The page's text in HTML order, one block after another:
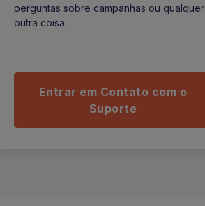
perguntas sobre campanhas ou qualquer
outra coisa.
Entrar em Contato com o
Suporte